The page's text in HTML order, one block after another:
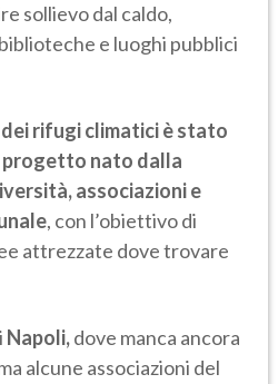
sollievo dal caldo,
e luoghi pubblici
rifugi climatici è stato
progetto nato dalla
associazioni e
, con l’obiettivo di
attrezzate dove trovare
Napoli,dove manca ancora
alcune associazioni del